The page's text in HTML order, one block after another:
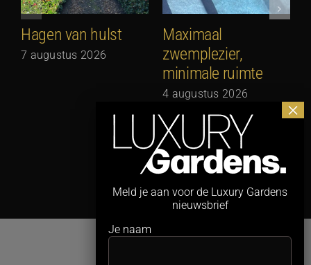
Hagen van hulst
7 augustus 2026
Maximaal
zwemplezier,
minimale ruimte
4 augustus 2026
Meld je aan voor de Luxury Gardens
nieuwsbrief
Je naam